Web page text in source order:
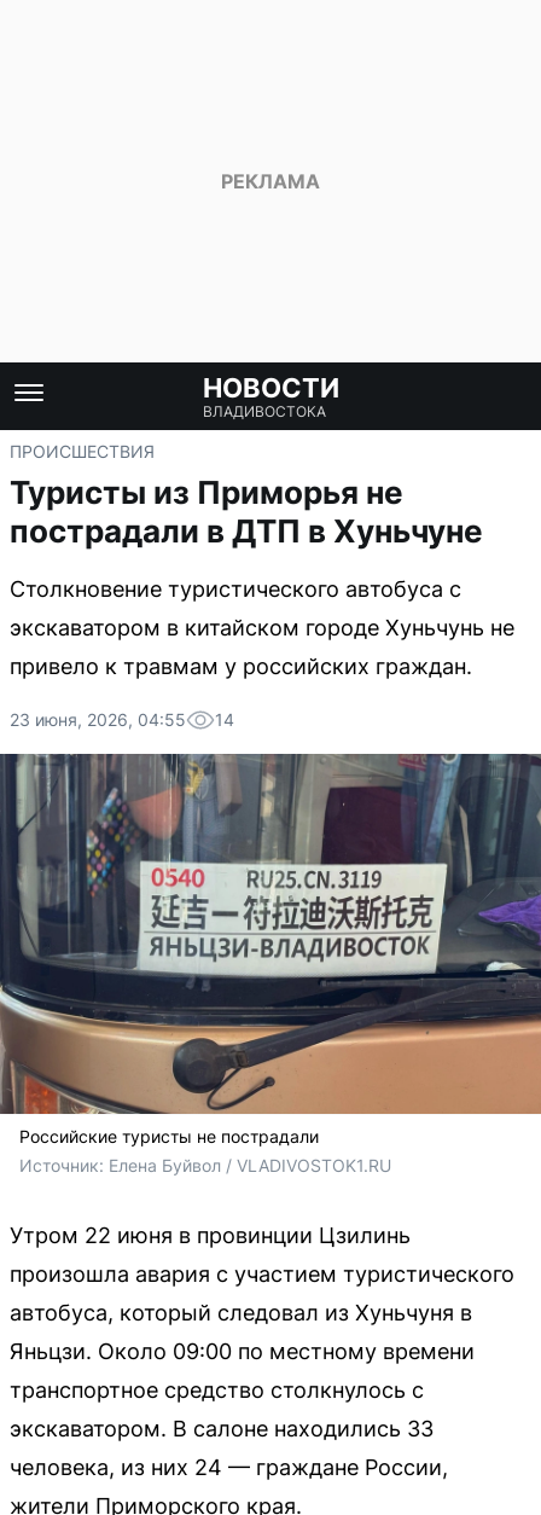
НОВОСТИ
ВЛАДИВОСТОКА
ПРОИСШЕСТВИЯ
Туристы из Приморья не
пострадали в ДТП в Хуньчуне
Столкновение туристического автобуса с
экскаватором в китайском городе Хуньчунь не
привело к травмам у российских граждан.
23 июня, 2026, 04:55 14
Российские туристы не пострадали
Источник: Елена Буйвол / VLADIVOSTOK1.RU
Утром 22 июня в провинции Цзилинь
произошла авария с участием туристического
автобуса, который следовал из Хуньчуня в
Яньцзи. Около 09:00 по местному времени
транспортное средство столкнулось с
экскаватором. В салоне находились 33
человека, из них 24 — граждане России,
жители Приморского края.